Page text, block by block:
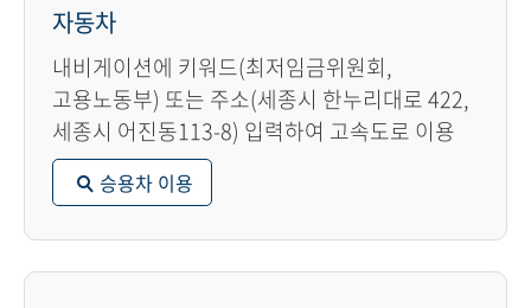
자동차
내비게이션에 키워드(최저임금위원회,
고용노동부) 또는 주소(세종시 한누리대로 422,
세종시 어진동113-8) 입력하여 고속도로 이용
승용차 이용